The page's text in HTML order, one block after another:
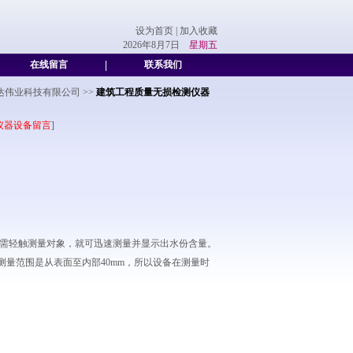
设为首页
加入收藏
2026年8月7日 星期五
在线留言 联系我们
伟业科技有限公司 >> 建筑工程质量无损检测仪器
器设备留言]
触测量对象，就可迅速测量并显示出水份含量。
范围是从表面至内部40mm，所以设备在测量时